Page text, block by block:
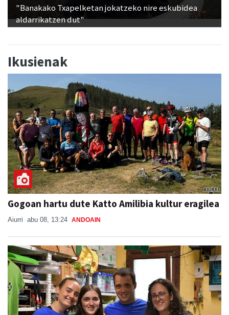
"Banakako Txapelketan jokatzeko nire eskubidea
aldarrikatzen dut"
Ikusienak
Gogoan hartu dute Katto Amilibia kultur eragilea
Aiurri abu 08, 13:24 ANDOAIN